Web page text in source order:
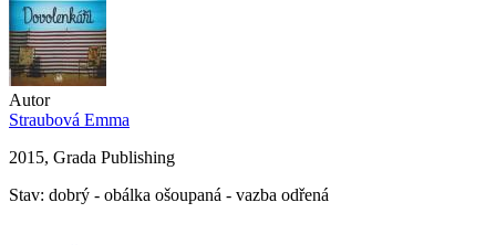
Autor
Straubová Emma
2015, Grada Publishing
Stav: dobrý - obálka ošoupaná - vazba odřená